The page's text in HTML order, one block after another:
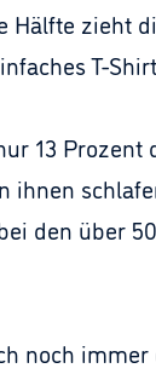
Hälfte zieht
T-
13
ihnen
den über
noch